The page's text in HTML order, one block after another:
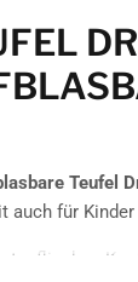
Teufel
auch für Kinder
teuflisches